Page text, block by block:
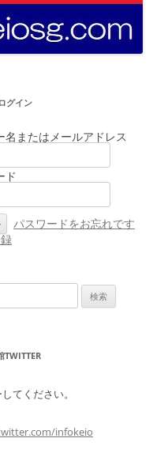
グイン
名またはメールアドレス
ド
パスワードをお忘れです
TWITTER
てください。
infokeio